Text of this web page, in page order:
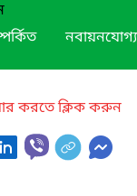
নবায়নযোগ্য
করতে ক্লিক করুন